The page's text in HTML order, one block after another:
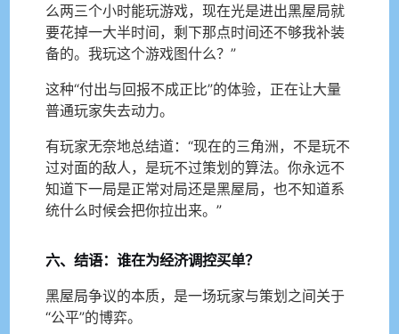
么两三个小时能玩游戏，现在光是进出黑屋局就
要花掉一大半时间，剩下那点时间还不够我补装
备的。我玩这个游戏图什么？”
这种“付出与回报不成正比”的体验，正在让大量
普通玩家失去动力。
有玩家无奈地总结道：“现在的三角洲，不是玩不
过对面的敌人，是玩不过策划的算法。你永远不
知道下一局是正常对局还是黑屋局，也不知道系
统什么时候会把你拉出来。”
六、结语：谁在为经济调控买单？
黑屋局争议的本质，是一场玩家与策划之间关于
“公平”的博弈。